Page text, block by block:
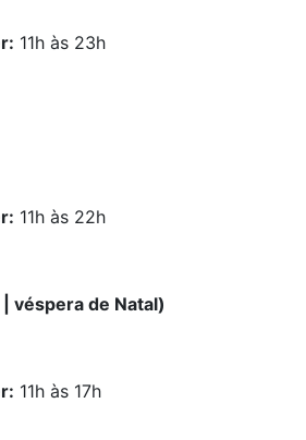
11h às 23h
11h às 22h
véspera de Natal)
11h às 17h